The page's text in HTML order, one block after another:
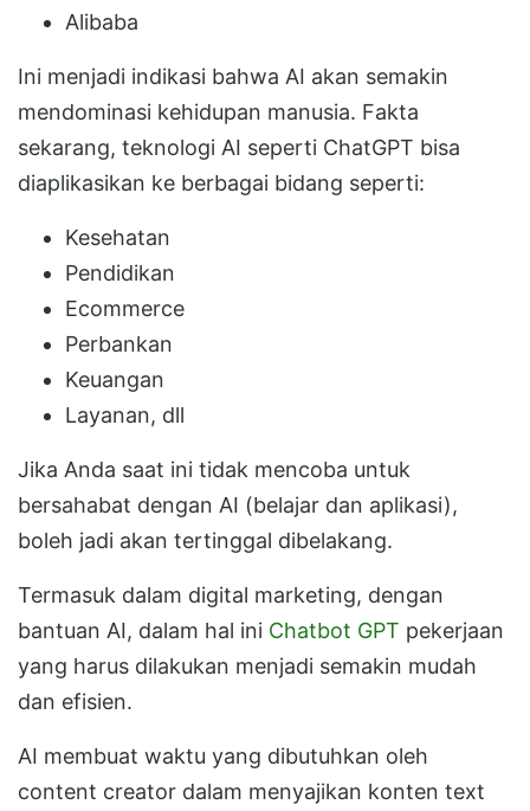
Alibaba
Ini menjadi indikasi bahwa AI akan semakin
mendominasi kehidupan manusia. Fakta
sekarang, teknologi AI seperti ChatGPT bisa
diaplikasikan ke berbagai bidang seperti:
Kesehatan
Pendidikan
Ecommerce
Perbankan
Keuangan
Layanan, dll
Jika Anda saat ini tidak mencoba untuk
bersahabat dengan AI (belajar dan aplikasi),
boleh jadi akan tertinggal dibelakang.
Termasuk dalam digital marketing, dengan
bantuan AI, dalam hal ini Chatbot GPT pekerjaan
yang harus dilakukan menjadi semakin mudah
dan efisien.
AI membuat waktu yang dibutuhkan oleh
content creator dalam menyajikan konten text